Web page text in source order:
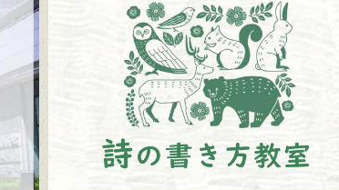
び周辺道路混雑のお知らせ
メルヘン館だより」(隔月発行)
ルヘン館特別企画展「教科書で出会う童話と絵本展